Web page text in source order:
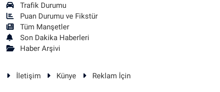
Trafik Durumu
Puan Durumu ve Fikstür
Tüm Manşetler
Son Dakika Haberleri
Haber Arşivi
İletişim Künye Reklam İçin